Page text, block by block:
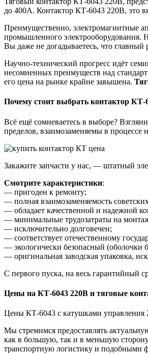
до 400А. Контактор КТ-6043 220В, это
Преимущественно, электромагнитные
промышленного электрооборудования.
Вы даже не догадываетесь, что
Научно-технический прогресс идёт
несомненных преимуществ над
его цена на рынке крайне завышена.
Почему стоит выбрать контактор КТ-
Всё ещё сомневаетесь в выборе?
пределов, взаимозаменяемы в процессе
Закажите запчасти у нас, — штатный
Смотрите характеристики:
— пригоден к ремонту;
— полная взаимозаменяемость
— обладает качественной и надежной
— минимальные трудозатраты на
— исключительно долговечен;
— соответствует отечественному
— экологически безопасный (оболочки
— оригинальная заводская упаковка,
С первого пуска, на весь гарантийный
Цены на КТ-6043 220В и тяговые
Цены КТ-6043 с катушками управления
Мы стремимся предоставлять
как в большую, так и в меньшую
транспортную логистику и подобными